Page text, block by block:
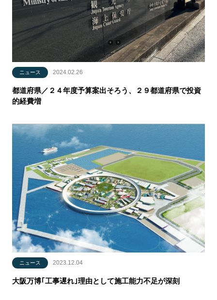
ニュース 2024.02.26
都道府県／２４年度予算案出そろう、２９都道府県で投資
的経費増
ニュース 2023.12.04
大阪万博｢工事遅れ｣理由として施工能力不足が深刻